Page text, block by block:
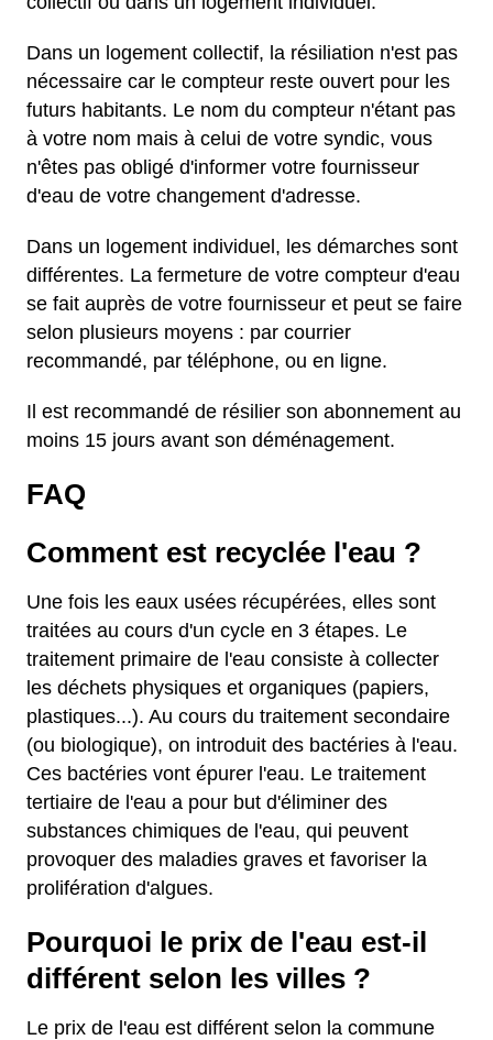
Dans un logement collectif, la résiliation n'est pas
nécessaire car le compteur reste ouvert pour les
futurs habitants. Le nom du compteur n'étant pas
à votre nom mais à celui de votre syndic, vous
n'êtes pas obligé d'informer votre fournisseur
d'eau de votre changement d'adresse.
Dans un logement individuel, les démarches sont
différentes. La fermeture de votre compteur d'eau
se fait auprès de votre fournisseur et peut se faire
selon plusieurs moyens : par courrier
recommandé, par téléphone, ou en ligne.
Il est recommandé de résilier son abonnement au
moins 15 jours avant son déménagement.
FAQ
Comment est recyclée l'eau ?
Une fois les eaux usées récupérées, elles sont
traitées au cours d'un cycle en 3 étapes. Le
traitement primaire de l'eau consiste à collecter
les déchets physiques et organiques (papiers,
plastiques...). Au cours du traitement secondaire
(ou biologique), on introduit des bactéries à l'eau.
Ces bactéries vont épurer l'eau. Le traitement
tertiaire de l'eau a pour but d'éliminer des
substances chimiques de l'eau, qui peuvent
provoquer des maladies graves et favoriser la
prolifération d'algues.
Pourquoi le prix de l'eau est-il
différent selon les villes ?
Le prix de l'eau est différent selon la commune